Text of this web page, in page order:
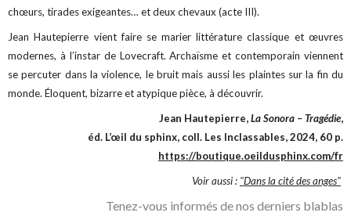
chœurs, tirades exigeantes… et deux chevaux (acte III).
Jean Hautepierre vient faire se marier littérature classique et œuvres
modernes, à l’instar de Lovecraft. Archaïsme et contemporain viennent
se percuter dans la violence, le bruit mais aussi les plaintes sur la fin du
monde. Éloquent, bizarre et atypique pièce, à découvrir.
Jean Hautepierre,La Sonora – Tragédie,
éd. L’œil du sphinx, coll. Les Inclassables, 2024, 60 p.
https://boutique.oeildusphinx.com/fr
Voir aussi : "Dans la cité des anges"
Tenez-vous informés de nos derniers blablas